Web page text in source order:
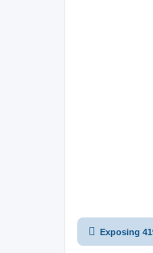
Exposing